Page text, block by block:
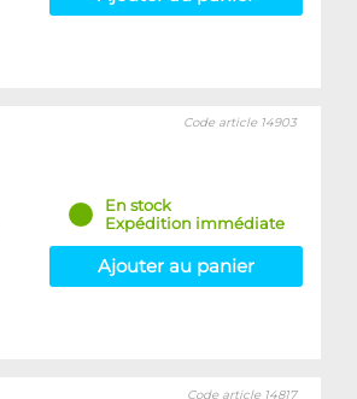
Code article 14903
En stock
Expédition immédiate
Ajouter au panier
Code article 14817